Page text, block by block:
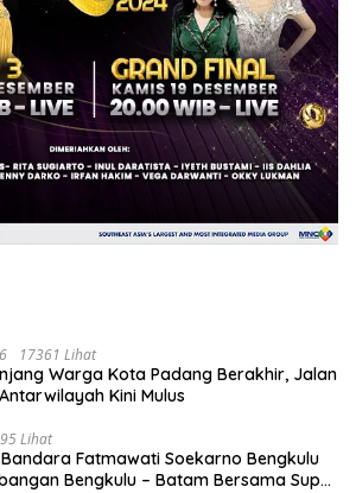
17361 Lihat
Warga Kota Padang Berakhir, Jalan
Kini Mulus
Lihat
Fatmawati Soekarno Bengkulu
Bengkulu – Batam Bersama Super